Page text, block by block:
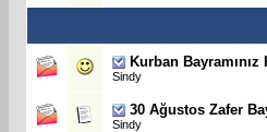
Kurban
Sindy
30 Ağustos Zafer
Sindy